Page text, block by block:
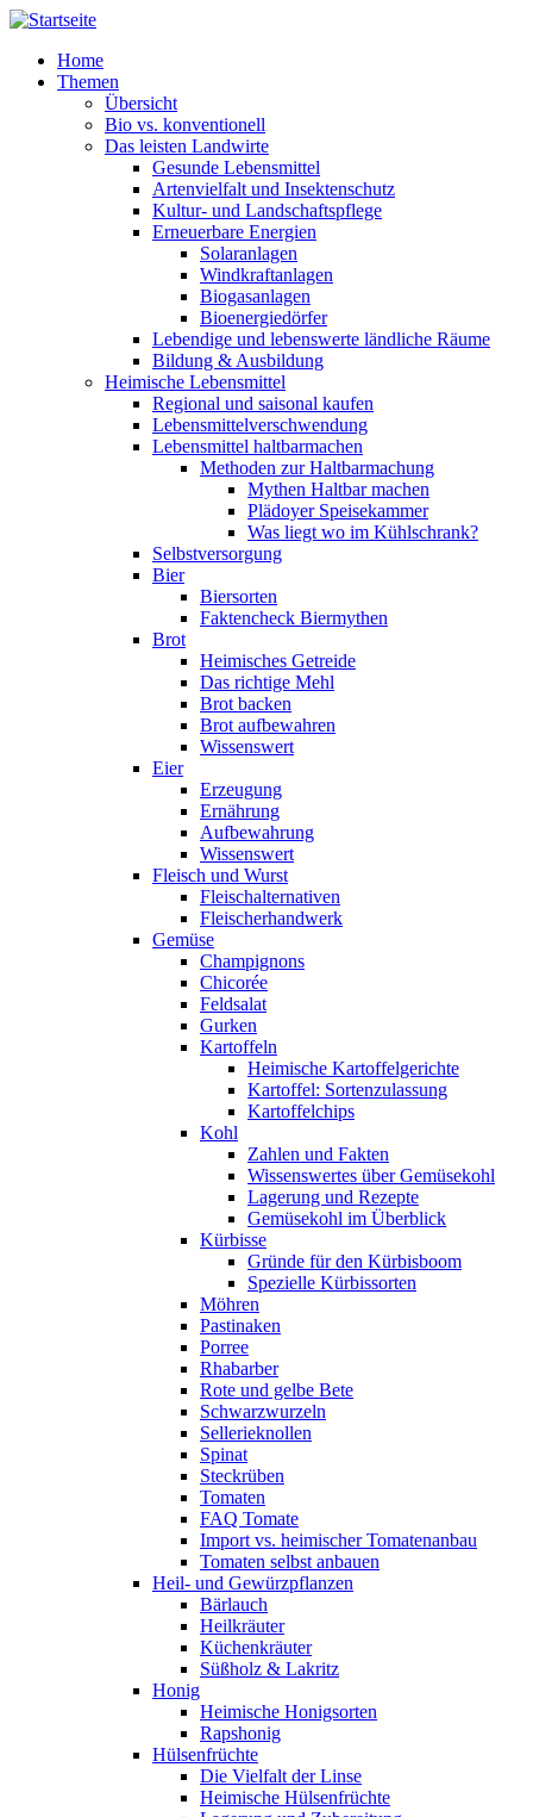
Direkt zum Inhalt
Home
Themen
Übersicht
Bio vs. konventionell
Das leisten Landwirte
Gesunde Lebensmittel
Artenvielfalt und Insektenschutz
Kultur- und Landschaftspflege
Erneuerbare Energien
Solaranlagen
Windkraftanlagen
Biogasanlagen
Bioenergiedörfer
Lebendige und lebenswerte ländliche Räume
Bildung & Ausbildung
Heimische Lebensmittel
Regional und saisonal kaufen
Lebensmittelverschwendung
Lebensmittel haltbarmachen
Methoden zur Haltbarmachung
Mythen Haltbar machen
Plädoyer Speisekammer
Was liegt wo im Kühlschrank?
Selbstversorgung
Bier
Biersorten
Faktencheck Biermythen
Brot
Heimisches Getreide
Das richtige Mehl
Brot backen
Brot aufbewahren
Wissenswert
Eier
Erzeugung
Ernährung
Aufbewahrung
Wissenswert
Fleisch und Wurst
Fleischalternativen
Fleischerhandwerk
Gemüse
Champignons
Chicorée
Feldsalat
Gurken
Kartoffeln
Heimische Kartoffelgerichte
Kartoffel: Sortenzulassung
Kartoffelchips
Kohl
Zahlen und Fakten
Wissenswertes über Gemüsekohl
Lagerung und Rezepte
Gemüsekohl im Überblick
Kürbisse
Gründe für den Kürbisboom
Spezielle Kürbissorten
Möhren
Pastinaken
Porree
Rhabarber
Rote und gelbe Bete
Schwarzwurzeln
Sellerieknollen
Spinat
Steckrüben
Tomaten
FAQ Tomate
Import vs. heimischer Tomatenanbau
Tomaten selbst anbauen
Heil- und Gewürzpflanzen
Bärlauch
Heilkräuter
Küchenkräuter
Süßholz & Lakritz
Honig
Heimische Honigsorten
Rapshonig
Hülsenfrüchte
Die Vielfalt der Linse
Heimische Hülsenfrüchte